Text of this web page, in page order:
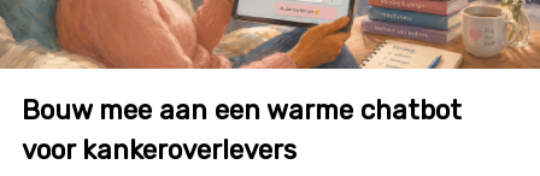
geïnformeerd worden, maar ook daadwerkelijk
mee vorm geven aan onderzoek, ontwikkeling en
dinsdag 7 juli, in deze infosessie overlopen we alle
details en krijg je de kans om je vragen te stellen.
Bouw mee aan een warme chatbot
voor kankeroverlevers